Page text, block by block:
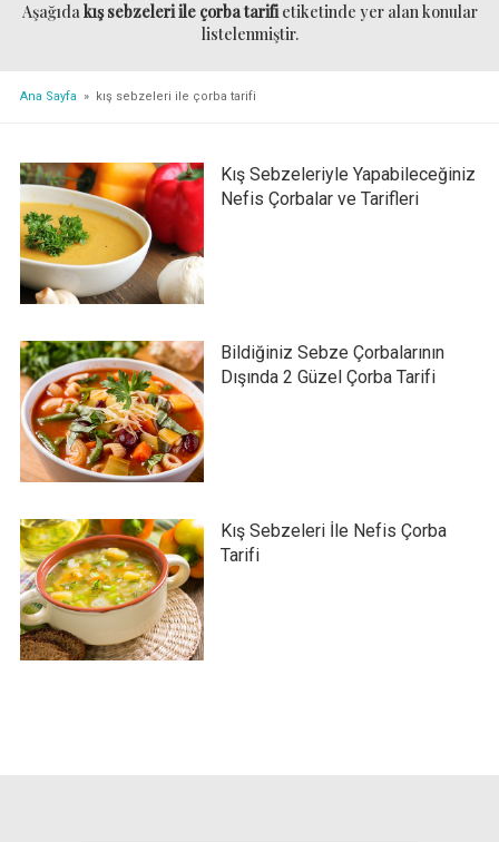
Aşağıdakış sebzeleri ile çorba tarifietiketinde yer alan konular
listelenmiştir.
Ana Sayfa » kış sebzeleri ile çorba tarifi
Kış Sebzeleriyle Yapabileceğiniz
Nefis Çorbalar ve Tarifleri
Bildiğiniz Sebze Çorbalarının
Dışında 2 Güzel Çorba Tarifi
Kış Sebzeleri İle Nefis Çorba
Tarifi